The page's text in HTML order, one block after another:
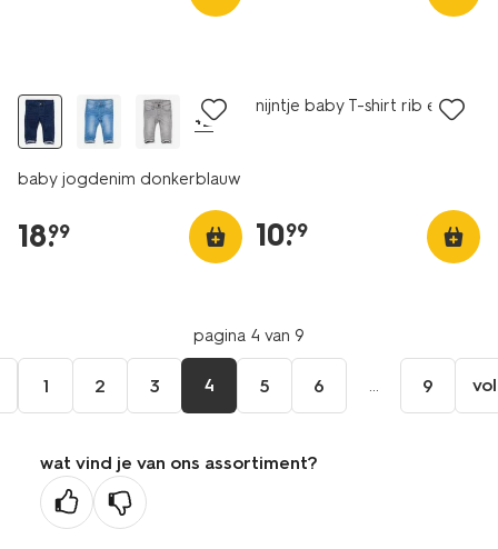
+2
baby jogdenim donkerblauw
18.
99
nijntje baby T-shirt rib ecru
10.
99
pagina 4 van 9
1 2 3 4 5 6 ... 9
wat vind je van ons assortiment?